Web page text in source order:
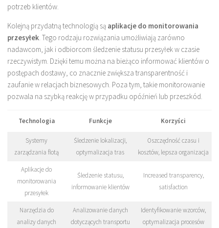
potrzeb klientów.
Kolejną przydatną technologią są aplikacje do monitorowania
przesyłek. Tego rodzaju rozwiązania umożliwiają zarówno
nadawcom, jak i odbiorcom śledzenie statusu przesyłek w czasie
rzeczywistym. Dzięki temu można na bieżąco informować klientów o
postępach dostawy, co znacznie zwiększa transparentność i
zaufanie w relacjach biznesowych. Poza tym, takie monitorowanie
pozwala na szybką reakcję w przypadku opóźnień lub przeszkód.
Technologia Funkcje Korzyści
Systemy
zarządzania flotą
Śledzenie lokalizacji,
optymalizacja tras
Oszczędność czasu i
kosztów, lepsza organizacja
Aplikacje do
monitorowania
przesyłek
Śledzenie statusu,
informowanie klientów
Increased transparency,
satisfaction
Narzędzia do
analizy danych
Analizowanie danych
dotyczących transportu
Identyfikowanie wzorców,
optymalizacja procesów